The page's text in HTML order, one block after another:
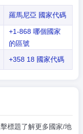
羅馬尼亞 國家代碼
+1-868 哪個國家
的區號
+358 18 國家代碼
標題了解更多國家/地